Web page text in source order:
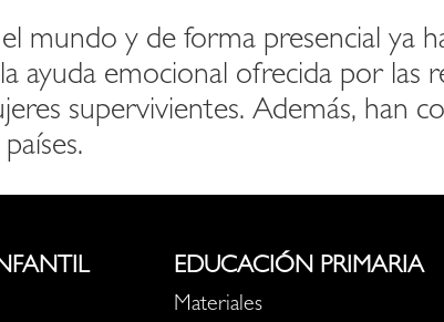
mundo y de forma presencial ya
ayuda emocional ofrecida por las
supervivientes. Además, han
EDUCACIÓN PRIMARIA
Materiales